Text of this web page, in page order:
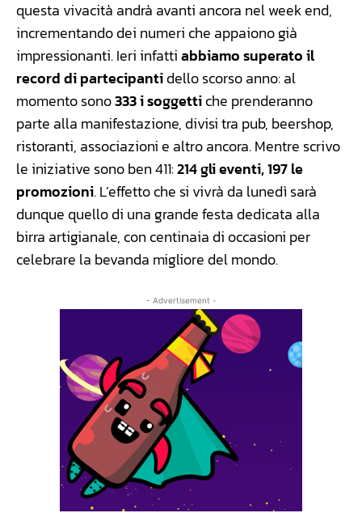
questa vivacità andrà avanti ancora nel week end,
incrementando dei numeri che appaiono già
impressionanti. Ieri infattiabbiamo superato il
record di partecipantidello scorso anno: al
momento sono333 i soggettiche prenderanno
parte alla manifestazione, divisi tra pub, beershop,
ristoranti, associazioni e altro ancora. Mentre scrivo
le iniziative sono ben 411:214 gli eventi, 197 le
promozioni. L’effetto che si vivrà da lunedì sarà
dunque quello di una grande festa dedicata alla
birra artigianale, con centinaia di occasioni per
celebrare la bevanda migliore del mondo.
- Advertisement -